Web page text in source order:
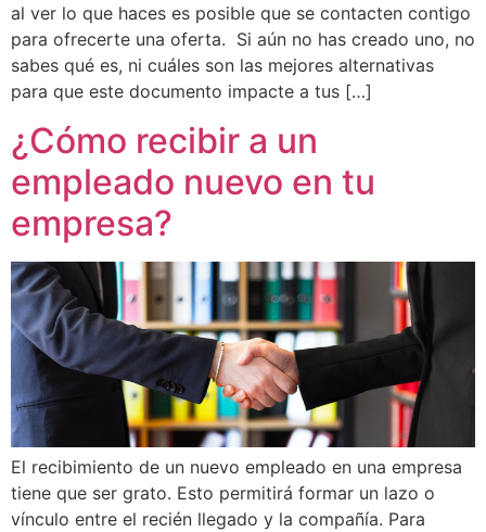
al ver lo que haces es posible que se contacten contigo
para ofrecerte una oferta. Si aún no has creado uno, no
sabes qué es, ni cuáles son las mejores alternativas
para que este documento impacte a tus […]
¿Cómo recibir a un
empleado nuevo en tu
empresa?
El recibimiento de un nuevo empleado en una empresa
tiene que ser grato. Esto permitirá formar un lazo o
vínculo entre el recién llegado y la compañía. Para